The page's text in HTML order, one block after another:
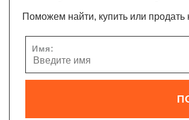
Поможем найти, купить или продать
Имя: